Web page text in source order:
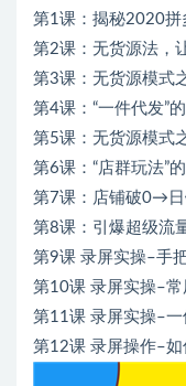
第1课：揭秘2020拼
第2课：无货源法，
第3课：无货源模式
第4课：“一件代发”
第5课：无货源模式
第6课：“店群玩法”
第7课：店铺破0→
第8课：引爆超级流
第9课 录屏实操–手
第10课 录屏实操–
第11课 录屏实操–
第12课 录屏操作–